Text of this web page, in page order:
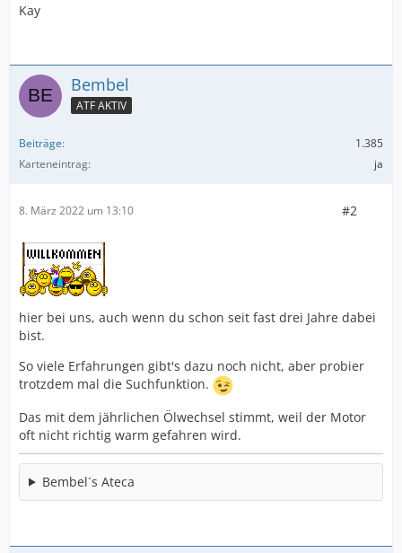
Kay
Bembel
ATF AKTIV
Beiträge
1.385
Karteneintrag
ja
8. März 2022 um 13:10 #2
hier bei uns, auch wenn du schon seit fast drei Jahre dabei
bist.
So viele Erfahrungen gibt's dazu noch nicht, aber probier
trotzdem mal die Suchfunktion.
Das mit dem jährlichen Ölwechsel stimmt, weil der Motor
oft nicht richtig warm gefahren wird.
Bembel´s Ateca